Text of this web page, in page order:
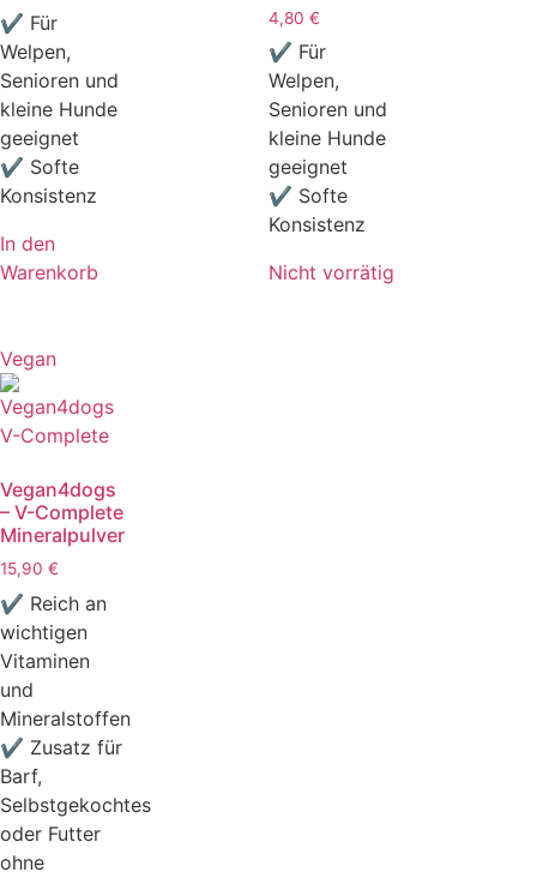
✔ Für
Welpen,
Senioren und
kleine Hunde
geeignet
✔ Softe
Konsistenz
In den
Warenkorb
4,80 €
✔ Für
Welpen,
Senioren und
kleine Hunde
geeignet
✔ Softe
Konsistenz
Nicht vorrätig
Vegan
Vegan4dogs
– V-Complete
Mineralpulver
15,90 €
✔ Reich an
wichtigen
Vitaminen
und
Mineralstoffen
✔ Zusatz für
Barf,
Selbstgekochtes
oder Futter
ohne